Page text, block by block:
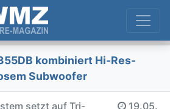
kombiniert Hi-Res-
Subwoofer
setzt auf Tri-
19.05.